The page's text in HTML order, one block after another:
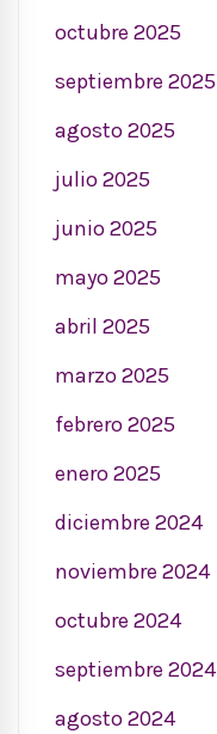
octubre 2025
septiembre 2025
agosto 2025
julio 2025
junio 2025
mayo 2025
abril 2025
marzo 2025
febrero 2025
enero 2025
diciembre 2024
noviembre 2024
octubre 2024
septiembre 2024
agosto 2024